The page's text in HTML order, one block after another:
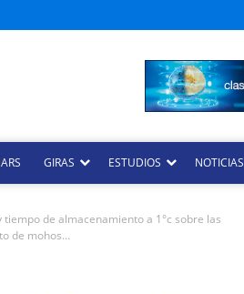
GIRAS ESTUDIOS NOTICIAS
de almacenamiento a 1°c sobre las
de mohos…